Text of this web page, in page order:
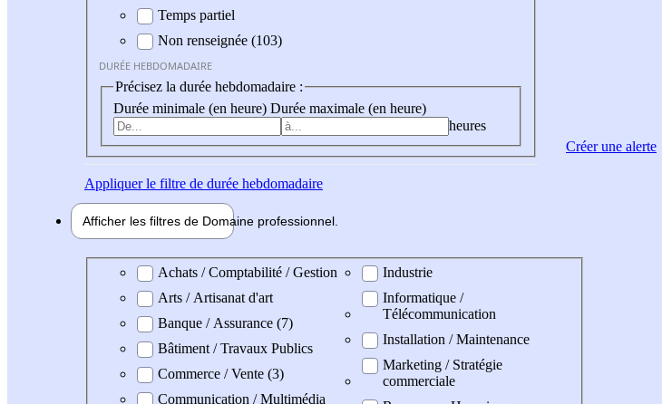
Temps partiel
Non renseignée (103)
DURÉE HEBDOMADAIRE
Précisez la durée hebdomadaire :
Durée minimale (en heure) Durée maximale (en heure)
heures
Appliquerle filtre de durée hebdomadaire
Afficher les filtres de Domaine professionnel
Domaine professionel
Achats / Comptabilité / Gestion
Arts / Artisanat d'art
Banque / Assurance (7)
Bâtiment / Travaux Publics
Commerce / Vente (3)
Communication / Multimédia
Industrie
Informatique /
Télécommunication
Installation / Maintenance
Marketing / Stratégie
commerciale
Créer une alerte